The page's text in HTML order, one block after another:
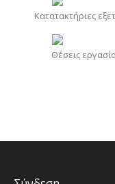
Κατατακτήριες
Θέσεις